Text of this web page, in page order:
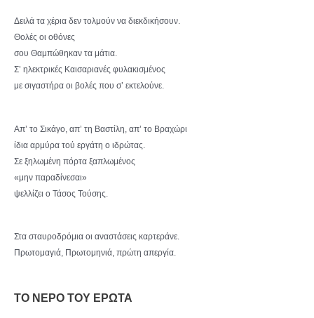
Δειλά τα χέρια δεν τολμούν να διεκδικήσουν.
Θολές οι οθόνες
σου Θαμπώθηκαν τα μάτια.
Σ’ ηλεκτρικές Καισαριανές φυλακισμένος
με σιγαστήρα οι βολές που σ’ εκτελούνε.
Απ’ το Σικάγο, απ’ τη Βαστίλη, απ’ το Βραχώρι
ίδια αρμύρα τού εργάτη ο ιδρώτας.
Σε ξηλωμένη πόρτα ξαπλωμένος
«μην παραδίνεσαι»
ψελλίζει ο Τάσος Τούσης.
Στα σταυροδρόμια οι αναστάσεις καρτεράνε.
Πρωτομαγιά, Πρωτομηνιά, πρώτη απεργία.
ΤΟ ΝΕΡΟ ΤΟΥ ΕΡΩΤΑ